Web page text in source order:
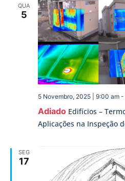
QUA
5
Adiado Edifícios –
Aplicações na Inspeção
5 Novembro, 2025 | 9:00 am-
SEG
17